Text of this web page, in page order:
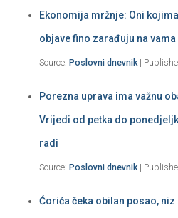
Ekonomija mržnje: Oni kojima
objave fino zarađuju na vama
Source: Poslovni dnevnik
Porezna uprava ima važnu
Vrijedi od petka do
radi
Source: Poslovni dnevnik
Ćorića čeka obilan posao, niz